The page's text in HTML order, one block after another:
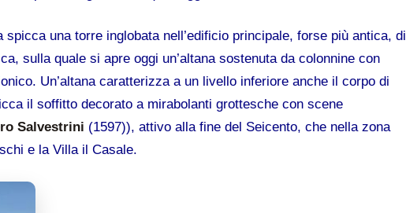
spicca una torre inglobata nell’edificio principale, forse più antica, di
sulla quale si apre oggi un’altana sostenuta da colonnine con
Un’altana caratterizza a un livello inferiore anche il corpo di
il soffitto decorato a mirabolanti grottesche con scene
Salvestrini (1597)), attivo alla fine del Seicento, che nella zona
e la Villa il Casale.